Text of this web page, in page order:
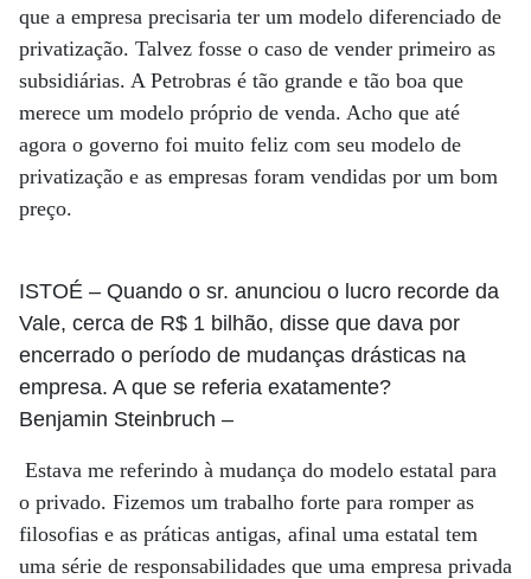
que a empresa precisaria ter um modelo diferenciado de
privatização. Talvez fosse o caso de vender primeiro as
subsidiárias. A Petrobras é tão grande e tão boa que
merece um modelo próprio de venda. Acho que até
agora o governo foi muito feliz com seu modelo de
privatização e as empresas foram vendidas por um bom
preço.
ISTOÉ – Quando o sr. anunciou o lucro recorde da
Vale, cerca de R$ 1 bilhão, disse que dava por
encerrado o período de mudanças drásticas na
empresa. A que se referia exatamente?
Benjamin Steinbruch –
Estava me referindo à mudança do modelo estatal para
o privado. Fizemos um trabalho forte para romper as
filosofias e as práticas antigas, afinal uma estatal tem
uma série de responsabilidades que uma empresa privada